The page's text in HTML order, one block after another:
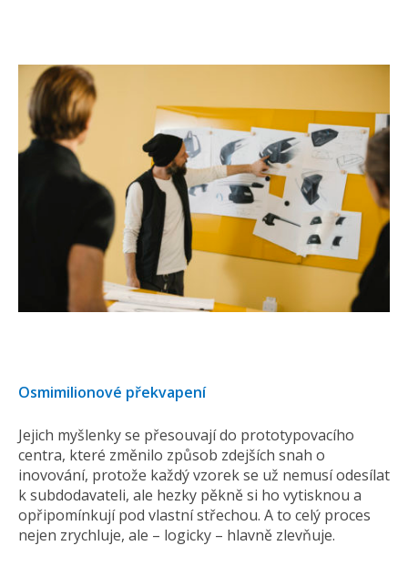
Osmimilionové překvapení
Jejich myšlenky se přesouvají do prototypovacího
centra, které změnilo způsob zdejších snah o
inovování, protože každý vzorek se už nemusí odesílat
k subdodavateli, ale hezky pěkně si ho vytisknou a
opřipomínkují pod vlastní střechou. A to celý proces
nejen zrychluje, ale – logicky – hlavně zlevňuje.